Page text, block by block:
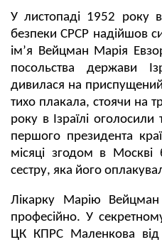
У листопаді 1952 року в
безпеки СРСР надійшов
імʼя Вейцман Марія
посольства держави
дивилася на
тихо плакала, стоячи на
року в Ізраїлі
першого президента
місяці згодом в Москві
сестру, яка його
Лікарку Марію
професійно. У
ЦК КПРС Маленкова від